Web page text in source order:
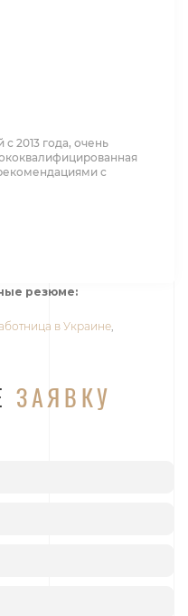
2013 года, очень
с
резюме:
в Украине,
ЗАЯВКУ